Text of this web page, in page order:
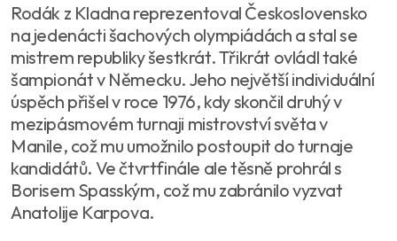
Rodák z Kladna reprezentoval Československo
na jedenácti šachových olympiádách a stal se
mistrem republiky šestkrát. Třikrát ovládl také
šampionát v Německu. Jeho největší individuální
úspěch přišel v roce 1976, kdy skončil druhý v
mezipásmovém turnaji mistrovství světa v
Manile, což mu umožnilo postoupit do turnaje
kandidátů. Ve čtvrtfinále ale těsně prohrál s
Borisem Spasským, což mu zabránilo vyzvat
Anatolije Karpova.